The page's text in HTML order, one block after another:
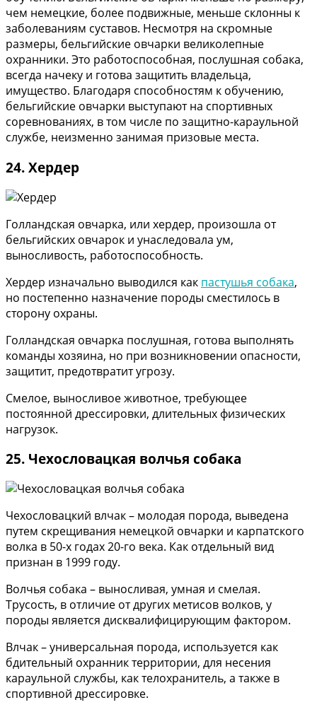
чем немецкие, более подвижные, меньше склонны к
заболеваниям суставов. Несмотря на скромные
размеры, бельгийские овчарки великолепные
охранники. Это работоспособная, послушная собака,
всегда начеку и готова защитить владельца,
имущество. Благодаря способностям к обучению,
бельгийские овчарки выступают на спортивных
соревнованиях, в том числе по защитно-караульной
службе, неизменно занимая призовые места.
24. Хердер
Голландская овчарка, или хердер, произошла от
бельгийских овчарок и унаследовала ум,
выносливость, работоспособность.
Хердер изначально выводился как пастушья собака,
но постепенно назначение породы сместилось в
сторону охраны.
Голландская овчарка послушная, готова выполнять
команды хозяина, но при возникновении опасности,
защитит, предотвратит угрозу.
Смелое, выносливое животное, требующее
постоянной дрессировки, длительных физических
нагрузок.
25. Чехословацкая волчья собака
Чехословацкий влчак – молодая порода, выведена
путем скрещивания немецкой овчарки и карпатского
волка в 50-х годах 20-го века. Как отдельный вид
признан в 1999 году.
Волчья собака – выносливая, умная и смелая.
Трусость, в отличие от других метисов волков, у
породы является дисквалифицирующим фактором.
Влчак – универсальная порода, используется как
бдительный охранник территории, для несения
караульной службы, как телохранитель, а также в
спортивной дрессировке.